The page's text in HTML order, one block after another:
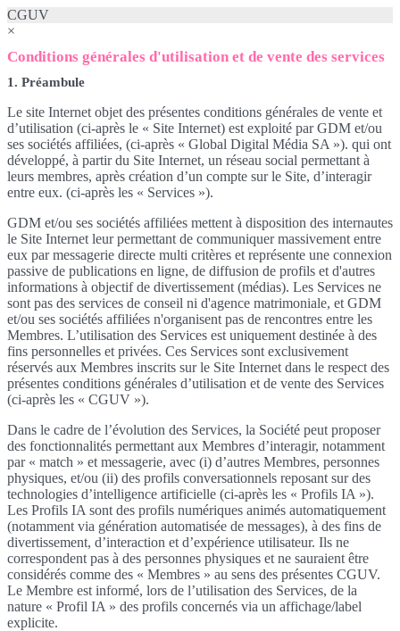
CGUV
×
Conditions générales d'utilisation et de vente des services
1. Préambule
Le site Internet objet des présentes conditions générales de vente et
d’utilisation (ci-après le « Site Internet) est exploité par GDM et/ou
ses sociétés affiliées, (ci-après « Global Digital Média SA »). qui ont
développé, à partir du Site Internet, un réseau social permettant à
leurs membres, après création d’un compte sur le Site, d’interagir
entre eux. (ci-après les « Services »).
GDM et/ou ses sociétés affiliées mettent à disposition des internautes
le Site Internet leur permettant de communiquer massivement entre
eux par messagerie directe multi critères et représente une connexion
passive de publications en ligne, de diffusion de profils et d'autres
informations à objectif de divertissement (médias). Les Services ne
sont pas des services de conseil ni d'agence matrimoniale, et GDM
et/ou ses sociétés affiliées n'organisent pas de rencontres entre les
Membres. L’utilisation des Services est uniquement destinée à des
fins personnelles et privées. Ces Services sont exclusivement
réservés aux Membres inscrits sur le Site Internet dans le respect des
présentes conditions générales d’utilisation et de vente des Services
(ci-après les « CGUV »).
Dans le cadre de l’évolution des Services, la Société peut proposer
des fonctionnalités permettant aux Membres d’interagir, notamment
par « match » et messagerie, avec (i) d’autres Membres, personnes
physiques, et/ou (ii) des profils conversationnels reposant sur des
technologies d’intelligence artificielle (ci-après les « Profils IA »).
Les Profils IA sont des profils numériques animés automatiquement
(notamment via génération automatisée de messages), à des fins de
divertissement, d’interaction et d’expérience utilisateur. Ils ne
correspondent pas à des personnes physiques et ne sauraient être
considérés comme des « Membres » au sens des présentes CGUV.
Le Membre est informé, lors de l’utilisation des Services, de la
nature « Profil IA » des profils concernés via un affichage/label
explicite.